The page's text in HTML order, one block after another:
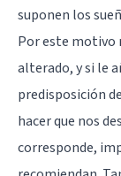
suponen los
Por este motivo
alterado, y si le
predisposición
hacer que nos
corresponde,